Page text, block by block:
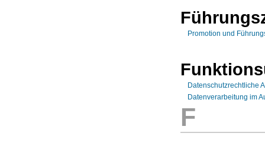
Promotion und
Datenschutzrechtliche
Datenverarbeitung im
F